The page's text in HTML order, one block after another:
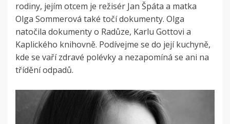
rodiny, jejím otcem je režisér Jan Špáta a matka
Olga Sommerová také točí dokumenty. Olga
natočila dokumenty o Radůze, Karlu Gottovi a
Kaplického knihovně. Podívejme se do její kuchyně,
kde se vaří zdravé polévky a nezapomíná se ani na
třídění odpadů.